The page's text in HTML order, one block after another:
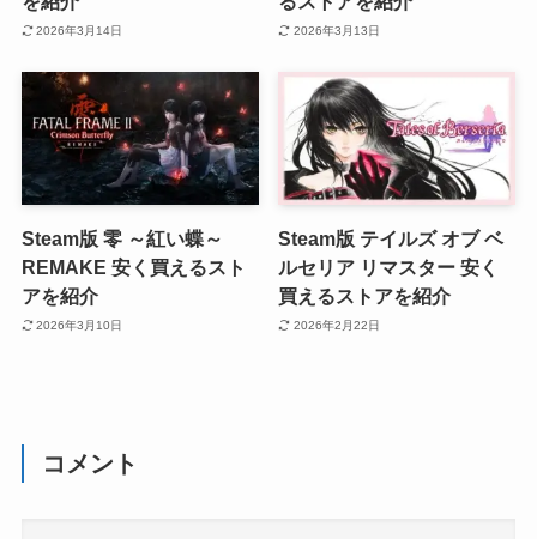
2026年3月14日 2026年3月13日
Steam版 零 ～紅い蝶～
REMAKE 安く買えるスト
アを紹介
2026年3月10日
Steam版 テイルズ オブ ベ
ルセリア リマスター 安く
買えるストアを紹介
2026年2月22日
コメント